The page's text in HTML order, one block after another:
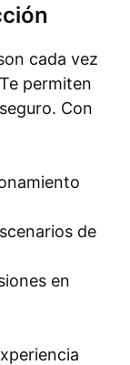
cada vez
permiten
Con
de
en